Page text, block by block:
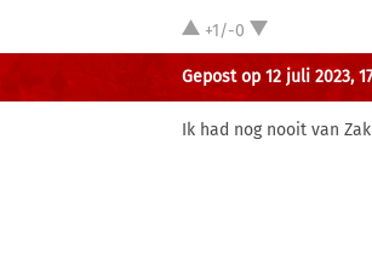
+1/-0
Gepost op 12 juli 2023,
Ik had nog nooit van